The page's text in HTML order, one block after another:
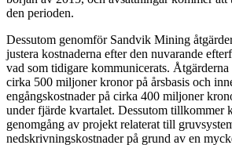
den perioden.
Dessutom genomför Sandvik Mining
justera kostnaderna efter den nuvarande
vad som tidigare kommunicerats. Åtgärderna
cirka 500 miljoner kronor på årsbasis och
engångskostnader på cirka 400 miljoner
under fjärde kvartalet. Dessutom tillkommer
genomgång av projekt relaterat till
nedskrivningskostnader på grund av en